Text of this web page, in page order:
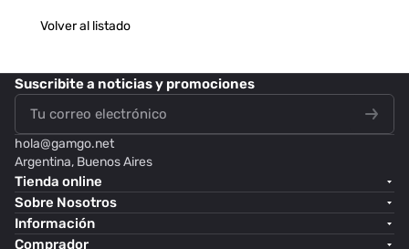
Volver al listado
Suscribitea noticias y promociones
hola@gamgo.net
Argentina, Buenos Aires
Tienda online
Sobre Nosotros
Información
Comprador